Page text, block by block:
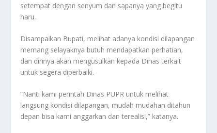
setempat dengan senyum dan sapanya yang begitu
haru.
Disampaikan Bupati, melihat adanya kondisi dilapangan
memang selayaknya butuh mendapatkan perhatian,
dan dirinya akan mengusulkan kepada Dinas terkait
untuk segera diperbaiki.
“Nanti kami perintah Dinas PUPR untuk melihat
langsung kondisi dilapangan, mudah mudahan ditahun
depan bisa kami anggarkan dan terealisi,” katanya.